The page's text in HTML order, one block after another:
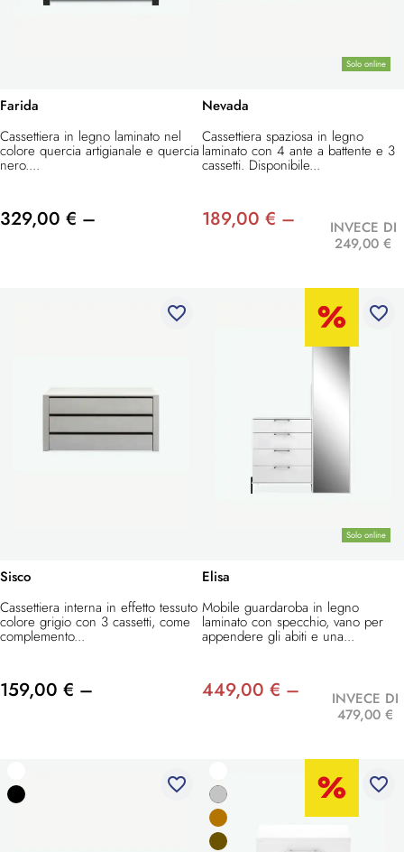
Farida
Cassettiera in legno laminato nel
colore quercia artigianale e quercia
nero....
329,00 € –
Solo online
Nevada
Cassettiera spaziosa in legno
laminato con 4 ante a battente e 3
cassetti. Disponibile...
189,00 € –
INVECE DI
249,00 €
favorite_border
Sisco
Cassettiera interna in effetto tessuto
colore grigio con 3 cassetti, come
complemento...
159,00 € –
Solo online
favorite_border
Elisa
Mobile guardaroba in legno
laminato con specchio, vano per
appendere gli abiti e una...
449,00 € –
INVECE DI
479,00 €
favorite_border favorite_border